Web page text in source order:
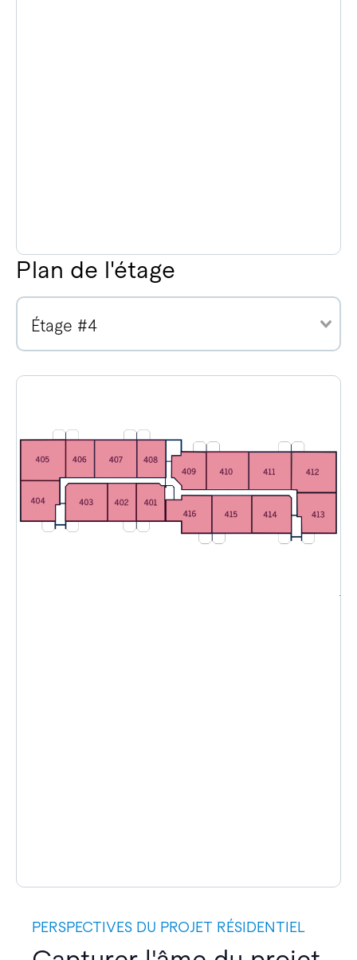
Plan de l'étage
Étage #4
PERSPECTIVES DU PROJET RÉSIDENTIEL